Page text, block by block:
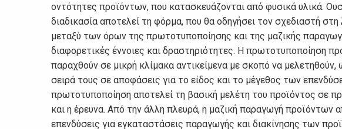
οντότητες προϊόντων, που κατασκευάζονται από φυσικά υλικά.
διαδικασία αποτελεί τη φόρμα, που θα οδηγήσει τον σχεδιαστή
μεταξύ των όρων της πρωτοτυποποίησης και της μαζικής
διαφορετικές έννοιες και δραστηριότητες. Η πρωτοτυποποίηση
παραχθούν σε μικρή κλίμακα αντικείμενα με σκοπό να μελετηθούν,
σειρά τους σε αποφάσεις για το είδος και το μέγεθος των
πρωτοτυποποίηση αποτελεί τη βασική μελέτη του προϊόντος σε
και η έρευνα. Από την άλλη πλευρά, η μαζική παραγωγή προϊόντων
επενδύσεις για εγκαταστάσεις παραγωγής και διακίνησης των